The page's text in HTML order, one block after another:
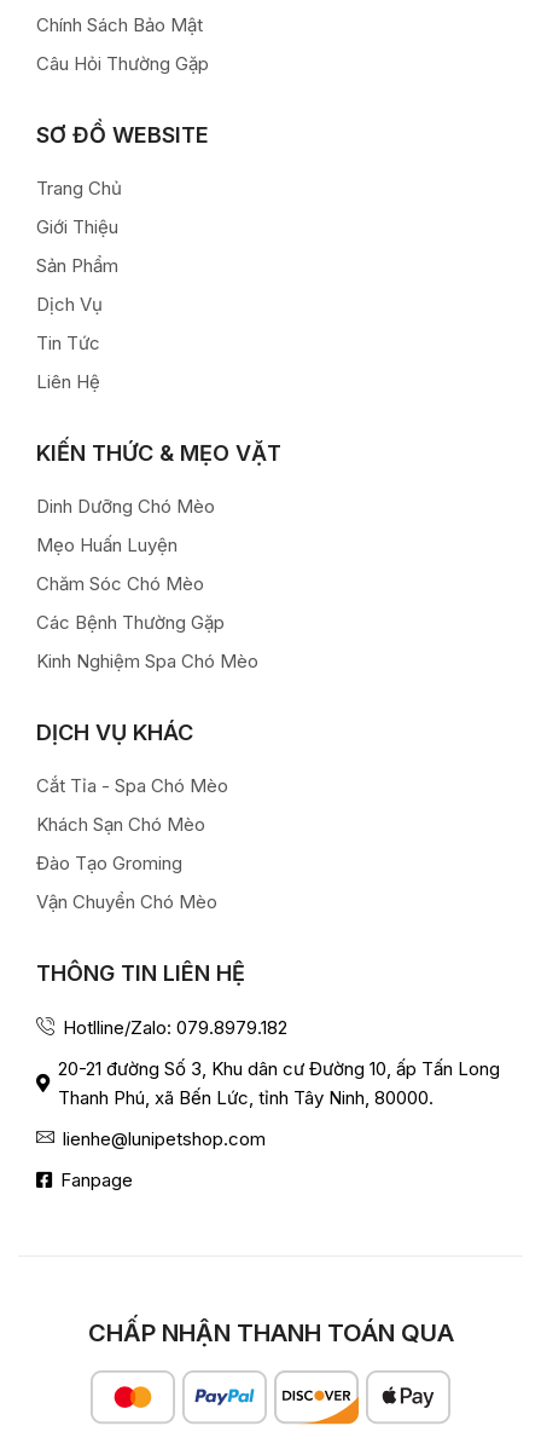
Chính Sách Bảo Mật
Câu Hỏi Thường Gặp
SƠ ĐỒ WEBSITE
Trang Chủ
Giới Thiệu
Sản Phẩm
Dịch Vụ
Tin Tức
Liên Hệ
KIẾN THỨC & MẸO VẶT
Dinh Dưỡng Chó Mèo
Mẹo Huấn Luyện
Chăm Sóc Chó Mèo
Các Bệnh Thường Gặp
Kinh Nghiệm Spa Chó Mèo
DỊCH VỤ KHÁC
Cắt Tỉa - Spa Chó Mèo
Khách Sạn Chó Mèo
Đào Tạo Groming
Vận Chuyển Chó Mèo
THÔNG TIN LIÊN HỆ
Hotlline/Zalo: 079.8979.182
20-21 đường Số 3, Khu dân cư Đường 10, ấp Tấn Long
Thanh Phú, xã Bến Lức, tỉnh Tây Ninh, 80000.
lienhe@lunipetshop.com
Fanpage
CHẤP NHẬN THANH TOÁN QUA